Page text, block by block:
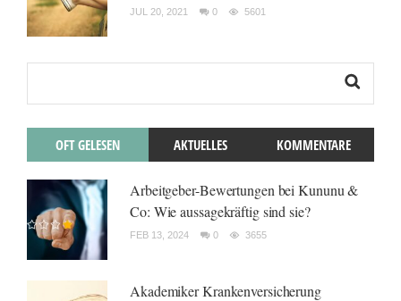
JUL 20, 2021 0 5601
OFT GELESEN AKTUELLES KOMMENTARE
Arbeitgeber-Bewertungen bei Kununu &
Co: Wie aussagekräftig sind sie?
FEB 13, 2024 0 3655
Akademiker Krankenversicherung